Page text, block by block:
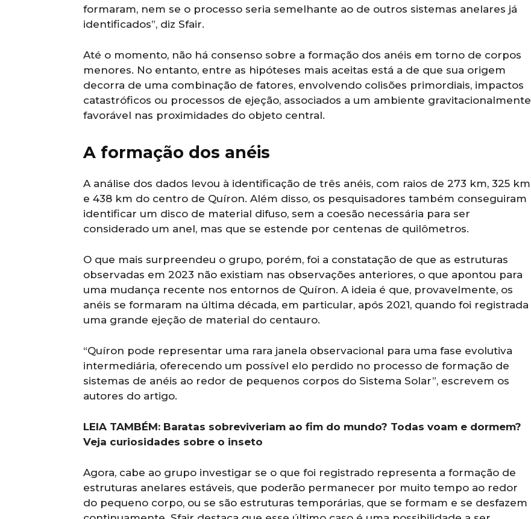
formaram, nem se o processo seria semelhante ao de outros sistemas anelares já
identificados”, diz Sfair.
Até o momento, não há consenso sobre a formação dos anéis em torno de corpos
menores. No entanto, entre as hipóteses mais aceitas está a de que sua origem
decorra de uma combinação de fatores, envolvendo colisões primordiais, impactos
catastróficos ou processos de ejeção, associados a um ambiente gravitacionalmente
favorável nas proximidades do objeto central.
A formação dos anéis
A análise dos dados levou à identificação de três anéis, com raios de 273 km, 325 km
e 438 km do centro de Quíron. Além disso, os pesquisadores também conseguiram
identificar um disco de material difuso, sem a coesão necessária para ser
considerado um anel, mas que se estende por centenas de quilômetros.
O que mais surpreendeu o grupo, porém, foi a constatação de que as estruturas
observadas em 2023 não existiam nas observações anteriores, o que apontou para
uma mudança recente nos entornos de Quíron. A ideia é que, provavelmente, os
anéis se formaram na última década, em particular, após 2021, quando foi registrada
uma grande ejeção de material do centauro.
“Quíron pode representar uma rara janela observacional para uma fase evolutiva
intermediária, oferecendo um possível elo perdido no processo de formação de
sistemas de anéis ao redor de pequenos corpos do Sistema Solar”, escrevem os
autores do artigo.
LEIA TAMBÉM: Baratas sobreviveriam ao fim do mundo? Todas voam e dormem?
Veja curiosidades sobre o inseto
Agora, cabe ao grupo investigar se o que foi registrado representa a formação de
estruturas anelares estáveis, que poderão permanecer por muito tempo ao redor
do pequeno corpo, ou se são estruturas temporárias, que se formam e se desfazem